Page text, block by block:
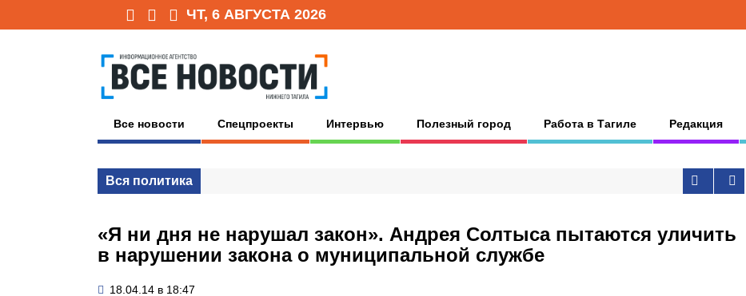
ЧТ, 6 АВГУСТА 2026
Все новости Спецпроекты Интервью Полезный город Работа в Тагиле Редакция
Вся политика
«Я ни дня не нарушал закон». Андрея Солтыса пытаются уличить
в нарушении закона о муниципальной службе
18.04.14 в 18:47